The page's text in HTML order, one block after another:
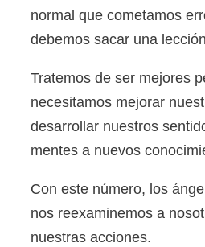
normal que cometamos
debemos sacar una
Tratemos de ser mejores
necesitamos mejorar
desarrollar nuestros
mentes a nuevos
Con este número, los
nos reexaminemos a
nuestras acciones.